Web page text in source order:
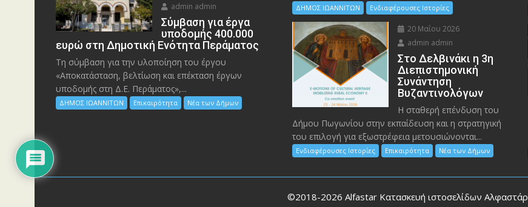
admin admin
Σύμβαση για έργα
υποδομής 400.000
ευρώ στη Δημοτική Ενότητα Περάματος
Τη σύμβαση για την υλοποίηση του έργου
«Αποκατάσταση, βελτίωση και επέκταση έργων
υποδομής στη Δ.Ε. Περάματος»,...
ΔΗΜΟΣ ΙΩΑΝΝΙΤΩΝ Επικαιρότητα Νέα των Δήμων
ΔΗΜΟΣ ΙΩΑΝΝΙΤΩΝ Ενδιαφέρουσες Ιστορίες
20 Μαΐου 2026
admin admin
Στο Δελβινάκι η 3η
Διεπιστημονική
Συνάντηση
Βυζαντινολόγων
Η σταθερή επένδυση του
Δήμου Πωγωνίου στην εκπαίδευση και η στρατηγική
του επιλογή για εξωστρέφεια μετουσιώνονται...
Ενδιαφέρουσες Ιστορίες Επικαιρότητα Νέα των Δήμων
©2018-2026 Alfastar Κατασκευή ιστοσελίδων Αλφαστάρ